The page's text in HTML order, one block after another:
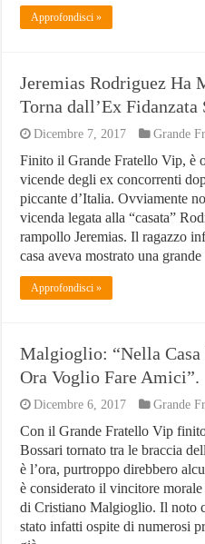
Approfondisci »
Jeremias Rodriguez Ha
Torna dall’Ex Fidanzata
Dicembre 7, 2017 Grande
Finito il Grande Fratello Vip, è
vicende degli ex concorrenti
piccante d’Italia. Ovviamente
vicenda legata alla “casata”
rampollo Jeremias. Il ragazzo
casa aveva mostrato una
Approfondisci »
Malgioglio: “Nella Casa
Ora Voglio Fare Amici”.
Dicembre 6, 2017 Grande
Con il Grande Fratello Vip
Bossari tornato tra le braccia
è l’ora, purtroppo direbbero
è considerato il vincitore
di Cristiano Malgioglio. Il noto
stato infatti ospite di numerosi